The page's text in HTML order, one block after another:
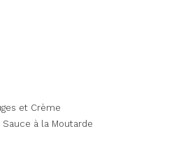
et Crème
à la Moutarde